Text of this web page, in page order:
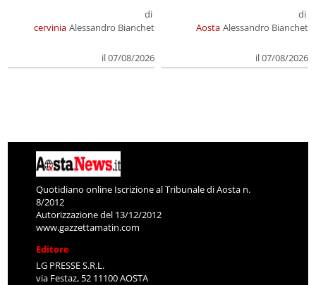
cervinia
di
Alessandro Bianchet
il 07/08/2026
Aosta
di
Alessandro Bianchet
il 07/08/2026
Quotidiano online Iscrizione al Tribunale di Aosta n.
8/2012
Autorizzazione del 13/12/2012
www.gazzettamatin.com
Editore
LG PRESSE S.R.L.
via Festaz, 52 11100 AOSTA